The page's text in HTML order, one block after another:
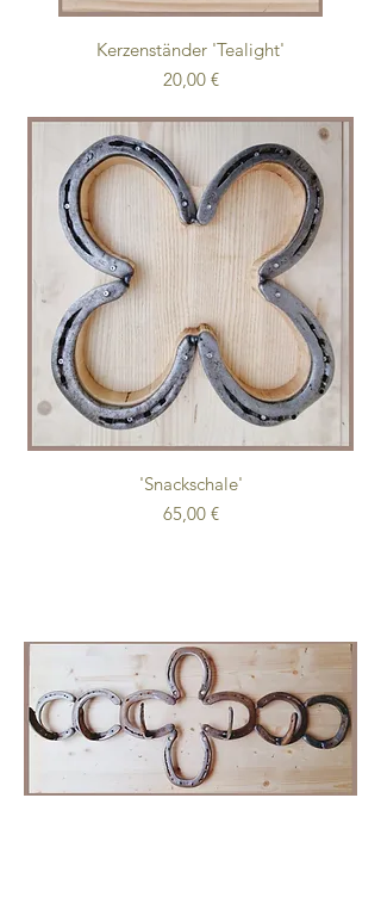
Kerzenständer 'Tealight'
Preis
20,00 €
'Snackschale'
Preis
65,00 €